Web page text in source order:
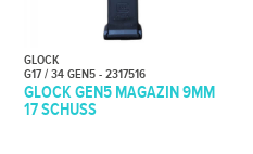
GLOCK
G17 / 34 GEN5 - 2317516
GLOCK GEN5 MAGAZIN 9MM
17 SCHUSS